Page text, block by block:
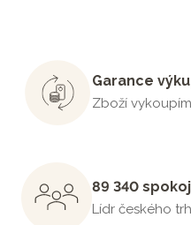
Garance
Zboží
89 340
Lídr českého